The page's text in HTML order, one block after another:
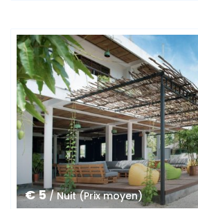
€ 5/ Nuit (Prix moyen)